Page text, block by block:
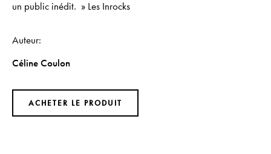
un public inédit. » Les Inrocks
Auteur
Céline Coulon
ACHETER LE PRODUIT